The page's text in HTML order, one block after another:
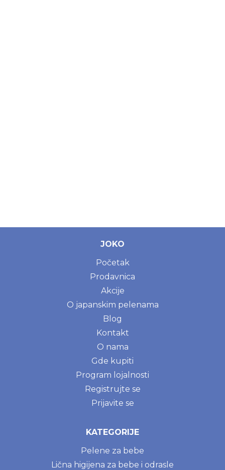
JOKO
Početak
Prodavnica
Akcije
O japanskim pelenama
Blog
Kontakt
O nama
Gde kupiti
Program lojalnosti
Registrujte se
Prijavite se
KATEGORIJE
Pelene za bebe
Lična higijena za bebe i odrasle